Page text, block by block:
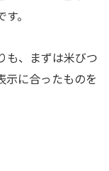
。
も、まずは米びつ
示に合ったものを